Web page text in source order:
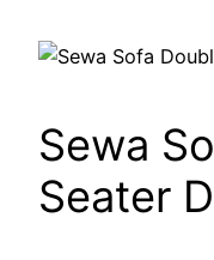
Sewa
Seater